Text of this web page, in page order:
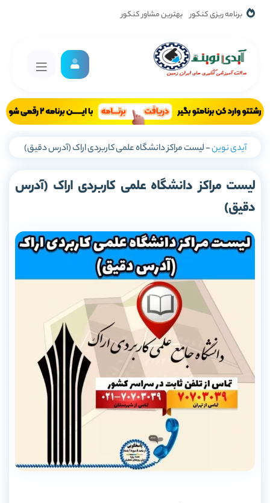
برنامه ریزی کنکور بهترین مشاور کنکور
آیدی نوین-لیست مراکز دانشگاه علمی کاربردی اراک (آدرس دقیق)
لیست مراکز دانشگاه علمی کاربردی اراک (آدرس
دقیق)